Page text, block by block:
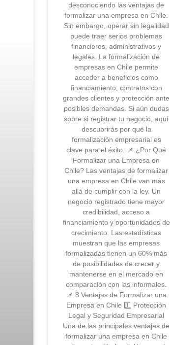
desconociendo las ventajas de
formalizar una empresa en Chile.
Sin embargo, operar sin legalidad
puede traer serios problemas
financieros, administrativos y
legales. La formalización de
empresas en Chile permite
acceder a beneficios como
financiamiento, contratos con
grandes clientes y protección ante
posibles demandas. Si aún dudas
sobre si registrar tu negocio, aquí
descubrirás por qué la
formalización empresarial es
clave para el éxito. 📌 ¿Por Qué
Formalizar una Empresa en
Chile? Las ventajas de formalizar
una empresa en Chile van más
allá de cumplir con la ley. Un
negocio registrado tiene mayor
credibilidad, acceso a
financiamiento y oportunidades de
crecimiento. Las estadísticas
muestran que las empresas
formalizadas tienen un 60% más
de posibilidades de crecer y
mantenerse en el mercado en
comparación con las informales.
📌 8 Ventajas de Formalizar una
Empresa en Chile 1️⃣ Protección
Legal y Seguridad Empresarial
Una de las principales ventajas de
formalizar una empresa en Chile